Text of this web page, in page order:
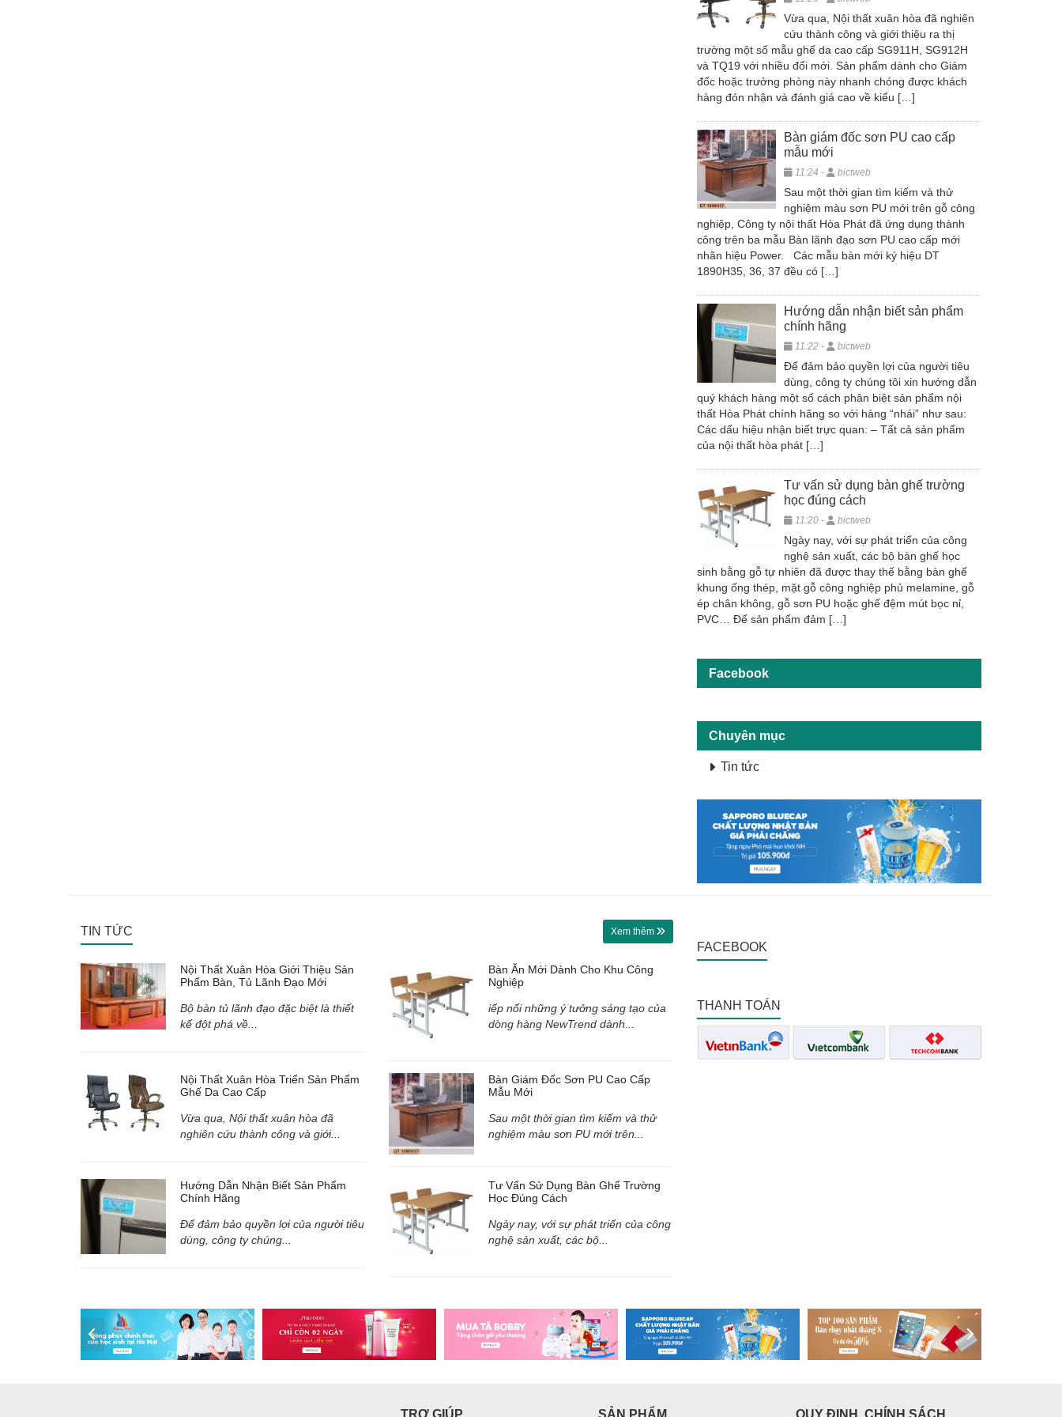
Vừa qua, Nội thất xuân hòa đã nghiên
cứu thành công và giới thiệu ra thị
trường một số mẫu ghế da cao cấp SG911H, SG912H
và TQ19 với nhiều đổi mới. Sản phẩm dành cho Giám
đốc hoặc trưởng phòng này nhanh chóng được khách
hàng đón nhận và đánh giá cao về kiểu […]
Bàn giám đốc sơn PU cao cấp
mẫu mới
11:24 - bictweb
Sau một thời gian tìm kiếm và thử
nghiệm màu sơn PU mới trên gỗ công
nghiệp, Công ty nội thất Hòa Phát đã ứng dụng thành
công trên ba mẫu Bàn lãnh đạo sơn PU cao cấp mới
nhãn hiệu Power. Các mẫu bàn mới ký hiệu DT
1890H35, 36, 37 đều có […]
Hướng dẫn nhận biết sản phẩm
chính hãng
11:22 - bictweb
Để đảm bảo quyền lợi của người tiêu
dùng, công ty chúng tôi xin hướng dẫn
quý khách hàng một số cách phân biệt sản phẩm nội
thất Hòa Phát chính hãng so với hàng “nhái” như sau:
Các dấu hiệu nhận biết trực quan: – Tất cả sản phẩm
của nội thất hòa phát […]
Tư vấn sử dụng bàn ghế trường
học đúng cách
11:20 - bictweb
Ngày nay, với sự phát triển của công
nghệ sản xuất, các bộ bàn ghế học
sinh bằng gỗ tự nhiên đã được thay thế bằng bàn ghế
khung ống thép, mặt gỗ công nghiệp phủ melamine, gỗ
ép chân không, gỗ sơn PU hoặc ghế đệm mút bọc nỉ,
PVC… Để sản phẩm đảm […]
Facebook
Chuyên mục
Tin tức
TIN TỨC Xem thêm
Nội Thất Xuân Hòa Giới Thiệu Sản
Phẩm Bàn, Tủ Lãnh Đạo Mới
Bộ bàn tủ lãnh đạo đặc biệt là thiết
kế đột phá về...
Bàn Ăn Mới Dành Cho Khu Công
Nghiệp
iếp nối những ý tưởng sáng tạo của
dòng hàng NewTrend dành...
Nội Thất Xuân Hòa Triển Sản Phẩm
Ghế Da Cao Cấp
Vừa qua, Nội thất xuân hòa đã
nghiên cứu thành công và giới...
Bàn Giám Đốc Sơn PU Cao Cấp
Mẫu Mới
Sau một thời gian tìm kiếm và thử
nghiệm màu sơn PU mới trên...
Hướng Dẫn Nhận Biết Sản Phẩm
Chính Hãng
Để đảm bảo quyền lợi của người tiêu
dùng, công ty chúng...
Tư Vấn Sử Dụng Bàn Ghế Trường
Học Đúng Cách
Ngày nay, với sự phát triển của công
nghệ sản xuất, các bộ...
FACEBOOK
THANH TOÁN
TRỢ GIÚP SẢN PHẨM QUY ĐỊNH, CHÍNH SÁCH